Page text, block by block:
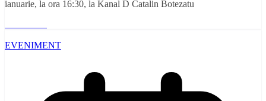
ianuarie, la ora 16:30, la Kanal D Catalin Botezatu
EVENIMENT